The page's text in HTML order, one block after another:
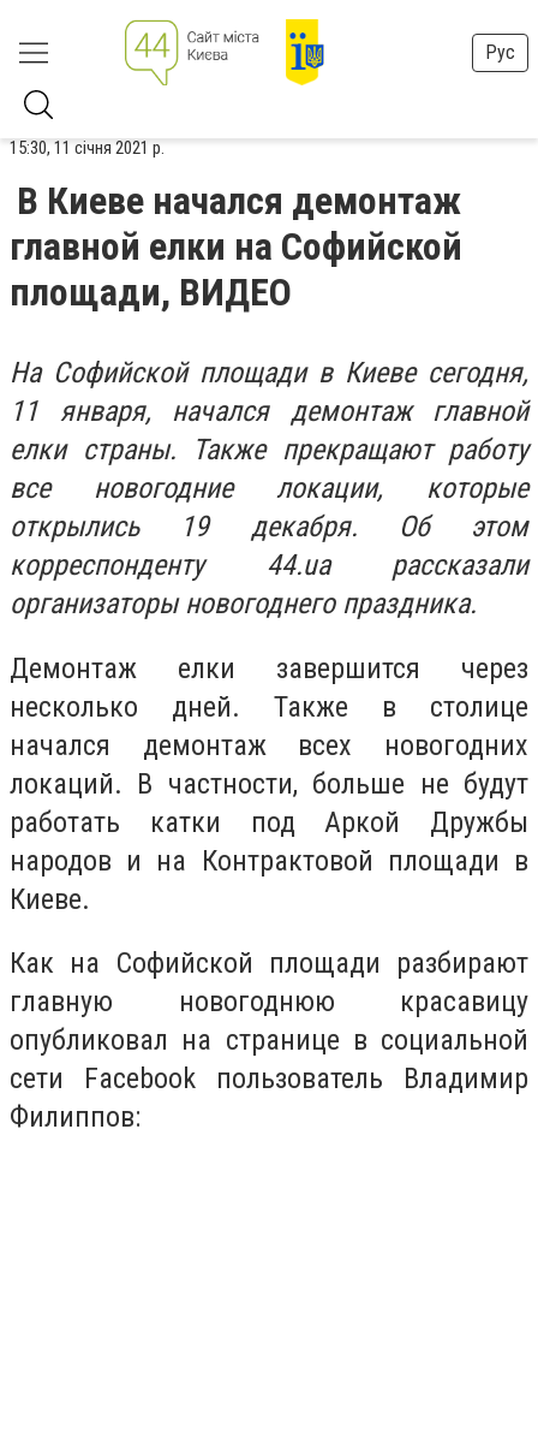
Рус
15:30, 11 січня 2021 р.
В Киеве начался демонтаж
главной елки на Софийской
площади, ВИДЕО
На Софийской площади в Киеве сегодня,
11 января, начался демонтаж главной
елки страны. Также прекращают работу
все новогодние локации, которые
открылись 19 декабря. Об этом
корреспонденту 44.ua рассказали
организаторы новогоднего праздника.
Демонтаж елки завершится через
несколько дней. Также в столице
начался демонтаж всех новогодних
локаций. В частности, больше не будут
работать катки под Аркой Дружбы
народов и на Контрактовой площади в
Киеве.
Как на Софийской площади разбирают
главную новогоднюю красавицу
опубликовал на странице в социальной
сети Facebook пользователь Владимир
Филиппов: